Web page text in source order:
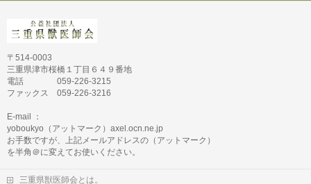
〒514-0003
三重県津市桜橋１丁目６４９番地
電話 059-226-3215
ファックス 059-226-3216
E-mail ：
yoboukyo（アットマーク）axel.ocn.ne.jp
お手数ですが、上記メールアドレスの（アットマーク）
を半角＠に変えてお使いください。
三重県獣医師会とは。